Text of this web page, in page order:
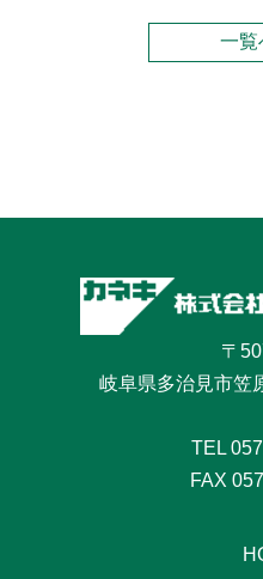
一覧
〒
岐阜県多治見市笠
TEL
FAX